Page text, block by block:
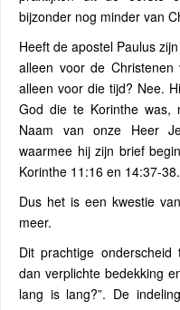
bijzonder nog minder van
Heeft de apostel Paulus
alleen voor de
alleen voor die tijd? Nee.
God die te Korinthe was,
Naam van onze Heer
waarmee hij zijn brief
Korinthe 11:16 en 14:37-38.
Dus het is een kwestie
meer.
Dit prachtige
dan verplichte bedekking
lang is lang?”. De